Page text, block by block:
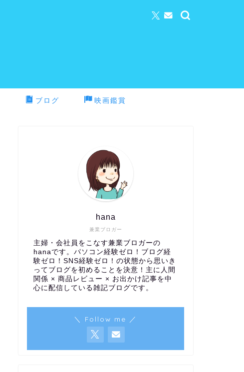
ブログ 映画鑑賞
兼業ブロガー
hana
主婦・会社員をこなす兼業ブロガーの
hanaです。パソコン経験ゼロ！ブログ経
験ゼロ！SNS経験ゼロ！の状態から思いき
ってブログを初めることを決意！主に人間
関係 × 商品レビュー × お出かけ記事を中
心に配信している雑記ブログです。
＼ Follow me ／